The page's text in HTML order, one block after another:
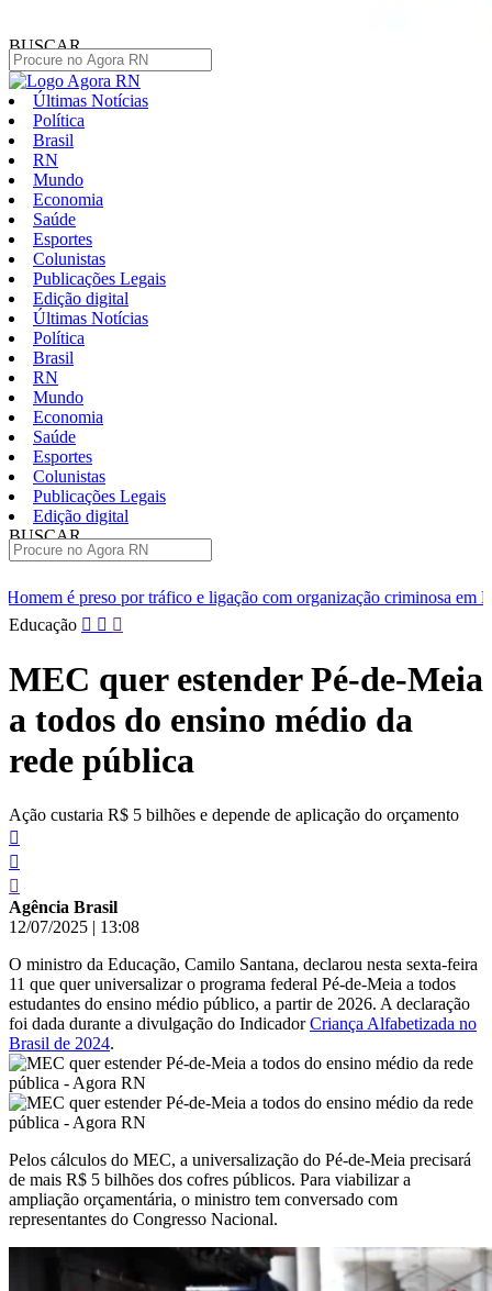
BUSCAR
Últimas Notícias
Política
Brasil
RN
Mundo
Economia
Saúde
Esportes
Colunistas
Publicações Legais
Edição digital
Últimas Notícias
Política
Brasil
RN
Mundo
Economia
Saúde
Esportes
Colunistas
Publicações Legais
Edição digital
BUSCAR
e ligação com organização criminosa em Natal
Ansiedade
Pular
conteúdo
Educação
MEC quer estender Pé-de-Meia
a todos do ensino médio da
rede pública
Ação custaria R$ 5 bilhões e depende de aplicação do orçamento
Agência Brasil
12/07/2025 | 13:08
O ministro da Educação, Camilo Santana, declarou nesta sexta-feira
11 que quer universalizar o programa federal Pé-de-Meia a todos
estudantes do ensino médio público, a partir de 2026. A declaração
foi dada durante a divulgação do IndicadorCriança Alfabetizada no
Brasil de 2024.
Pelos cálculos do MEC, a universalização do Pé-de-Meia precisará
de mais R$ 5 bilhões dos cofres públicos. Para viabilizar a
ampliação orçamentária, o ministro tem conversado com
representantes do Congresso Nacional.